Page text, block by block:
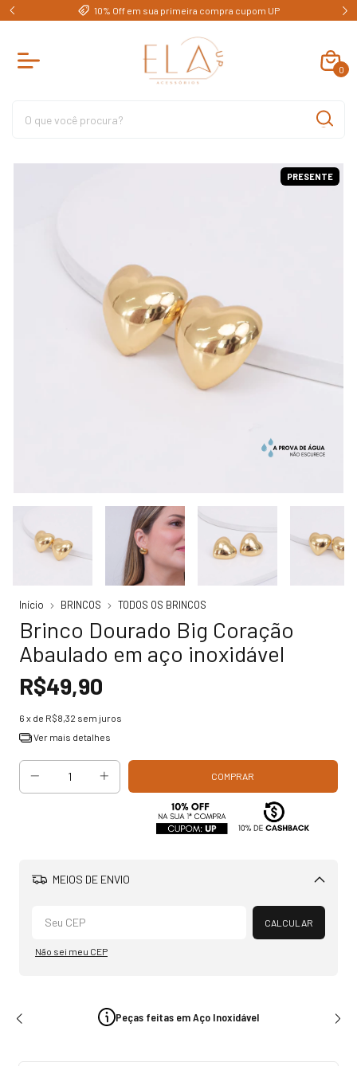
10% Off em sua primeira compra cupom UP
0
PRESENTE
Início BRINCOS TODOS OS BRINCOS
Brinco Dourado Big Coração
Abaulado em aço inoxidável
R$49,90
6 x de R$8,32 sem juros
Ver mais detalhes
MEIOS DE ENVIO
Alterar CEP
CALCULAR
Não sei meu CEP
Peças feitas em Aço Inoxidável